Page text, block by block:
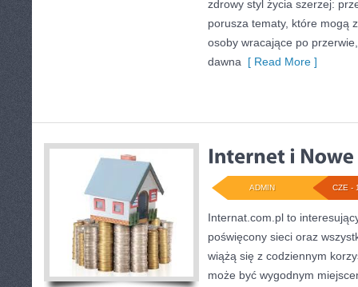
zdrowy styl życia szerzej:
porusza tematy, które mogą
osoby wracające po
dawna [ Read More ]
CZE -
ADMIN
Internat.com.pl to
poświęcony sieci oraz
wiążą się z codziennym
może być wygodnym